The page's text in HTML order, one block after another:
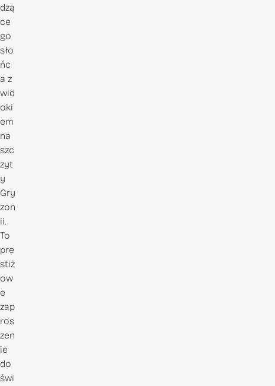
dzą
ce
go
sło
ńc
a z
wid
oki
em
na
szc
zyt
y
Gry
zon
ii.
To
pre
stiż
ow
e
zap
ros
zen
ie
do
świ